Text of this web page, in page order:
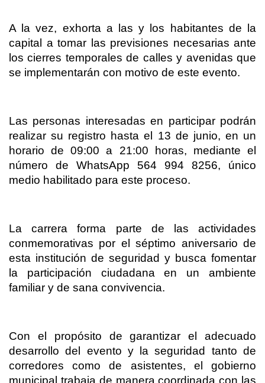
A la vez, exhorta a las y los habitantes de la
capital a tomar las previsiones necesarias ante
los cierres temporales de calles y avenidas que
se implementarán con motivo de este evento.
Las personas interesadas en participar podrán
realizar su registro hasta el 13 de junio, en un
horario de 09:00 a 21:00 horas, mediante el
número de WhatsApp 564 994 8256, único
medio habilitado para este proceso.
La carrera forma parte de las actividades
conmemorativas por el séptimo aniversario de
esta institución de seguridad y busca fomentar
la participación ciudadana en un ambiente
familiar y de sana convivencia.
Con el propósito de garantizar el adecuado
desarrollo del evento y la seguridad tanto de
corredores como de asistentes, el gobierno
municipal trabaja de manera coordinada con las